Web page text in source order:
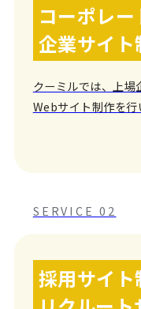
コーポレ
企業サイト
クーミルでは、上
Webサイト制作を行
SERVICE 02
採用サイト